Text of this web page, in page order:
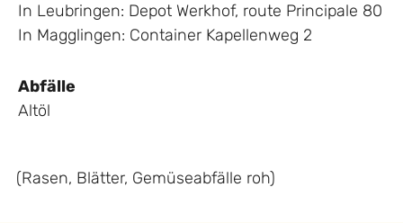
In Leubringen: Depot Werkhof, route Principale 80
In Magglingen: Container Kapellenweg 2
Abfälle
Altöl
(Rasen, Blätter, Gemüseabfälle roh)